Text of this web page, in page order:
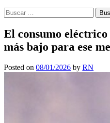
Buscar:
El consumo
más bajo para ese
Posted on 08/01/2026 by RN